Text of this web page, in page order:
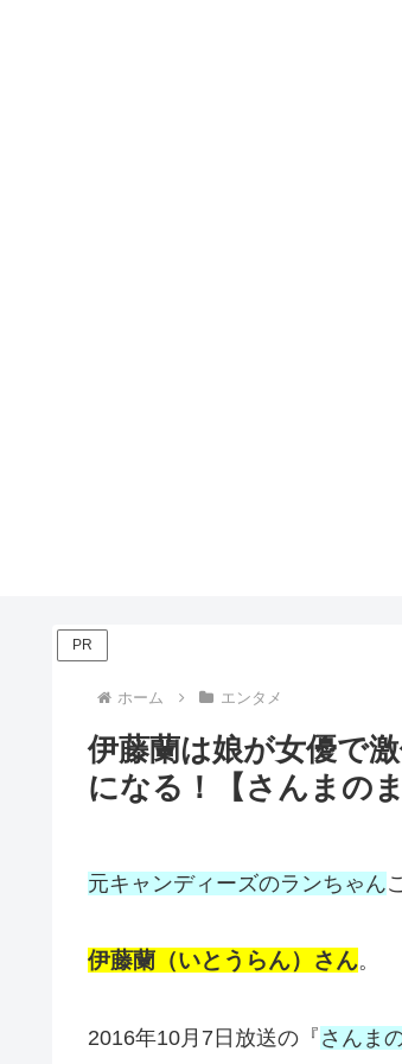
PR
ホーム エンタメ
伊藤蘭は娘が女優で
になる！【さんまのま
元キャンディーズのランちゃん
伊藤蘭（いとうらん）さん。
2016年10月7日放送の『 さんま